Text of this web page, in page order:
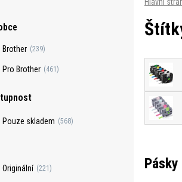
Brother (239)
Pro Brother (461)
Pouze skladem (568)
Originální (221)